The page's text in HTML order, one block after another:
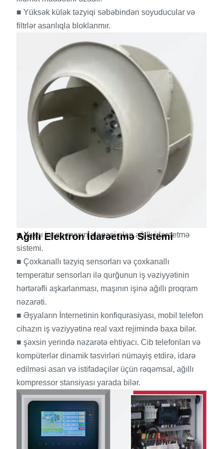
■ Yüksək külək təzyiqi səbəbindən soyuducular və
filtrlər asanlıqla bloklanmır.
Ağıllı Elektron İdarəetmə Sistemi
■ Yaxşı insan-maşın əlaqəsi olan ağıllı idarəetmə
sistemi.
■ Çoxkanallı təzyiq sensorları və çoxkanallı
temperatur sensorları ilə qurğunun iş vəziyyətinin
hərtərəfli aşkarlanması, maşının işinə ağıllı proqram
nəzarəti.
■ Əşyaların İnternetinin konfiqurasiyası, mobil telefon
cihazın iş vəziyyətinə real vaxt rejimində baxa bilər.
■ şəxsin yerində nəzarətə ehtiyacı. Cib telefonları və
kompüterlər dinamik təsvirləri nümayiş etdirə, idarə
edilməsi asan və istifadəçilər üçün rəqəmsal, ağıllı
kompressor stansiyası yarada bilər.